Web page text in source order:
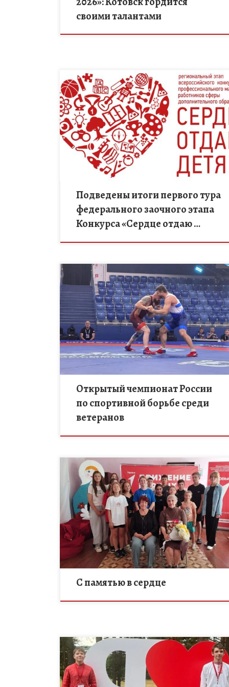
своими талантами
На основе экспертных оценок конкурсных
материалов участников первого тура
федерального заочного этапа Конкурса
объявлены победители, прошедшие во второй тур
заочного этапа. В номинации «Педагог
дополнительного […]
Подведены итоги первого тура
федерального заочного этапа
Конкурса «Сердце отдаю …
С 25 по 28 июля в Москве на «Волейбольной арене
Динамо» проходил Открытый чемпионат России по
спортивной борьбе среди ветеранов — турнир, где
доказывают, что […]
Открытый чемпионат России
по спортивной борьбе среди
ветеранов
14 июля в МБОУ ДО «Дом творчества»
Никифоровского МО для воспитанников ЛДП
«Дружный» был проведен час памяти,
организованный совместно с ветеранской
организацией Никифоровского округа.
Мероприятие […]
С памятью в сердце
С 2 по 5 июля 2026 года в Вологодской области, на
базе образовательного центра «Корабелы